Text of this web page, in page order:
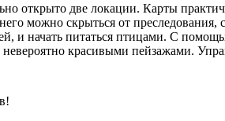
открыто две локации. Карты
можно скрыться от преследования,
и начать питаться птицами. С
красивыми пейзажами.